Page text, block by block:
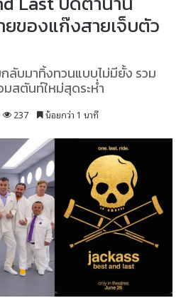
ของแก๊งสายเจ็บตัว
ลับมาทิ้งทวนแบบไม่มียั้ง รวม
สตันท์ใหม่สุดระห่ำ
237 น้อยกว่า 1 นาที